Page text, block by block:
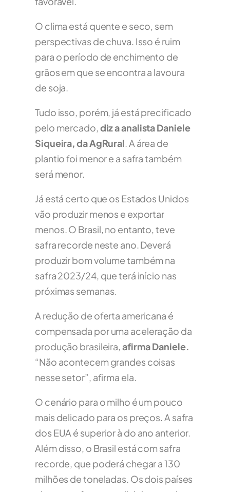
O clima está quente e seco, sem
perspectivas de chuva. Isso é ruim
para o período de enchimento de
grãos em que se encontra a lavoura
de soja.
Tudo isso, porém, já está precificado
pelo mercado,diz a analista Daniele
Siqueira, da AgRural. A área de
plantio foi menor e a safra também
será menor.
Já está certo que os Estados Unidos
vão produzir menos e exportar
menos. O Brasil, no entanto, teve
safra recorde neste ano. Deverá
produzir bom volume também na
safra 2023/24, que terá início nas
próximas semanas.
A redução de oferta americana é
compensada por uma aceleração da
produção brasileira,afirma Daniele.
“Não acontecem grandes coisas
nesse setor”, afirma ela.
O cenário para o milho é um pouco
mais delicado para os preços. A safra
dos EUA é superior à do ano anterior.
Além disso, o Brasil está com safra
recorde, que poderá chegar a 130
milhões de toneladas. Os dois países